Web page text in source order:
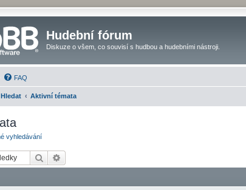
Hudební fórum
Diskuze o všem, co souvisí s hudbou a hudebními nástroji.
FAQ
Hledat Aktivní témata
vyhledávání
Hledat